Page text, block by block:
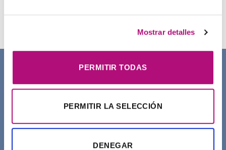
Mostrar detalles
PERMITIR TODAS
PERMITIR LA SELECCIÓN
DENEGAR
SOBRE NOSOTROS